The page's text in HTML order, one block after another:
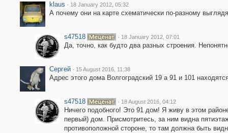
klaus · 18 January 2012, 05:32
А почему они на карте схематически по-разному
s47518 · 18 January 2012, 07:01
Да, точно, как будто два разных строения.
Сергей · 15 August 2016, 11:38
Адрес этого дома Волгоградский 19 а 91 и 101
s47518 · 18 August 2016, 04:12
Ничего подобного! Это 91 дом! Я живу в этом
первый) дом. Присмотритесь, за ним видна
противоположной стороне, то там должна быть